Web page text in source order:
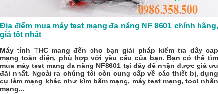
Địa điểm mua máy test mạng đa năng NF 8601 chính hãng,
giá tốt nhất
Máy tính THC mang đến cho bạn giải pháp kiểm tra dây cap
mạng toàn diện, phù hợp với yêu cầu của bạn. Bạn có thể tìm
mua máy test mạng đa năng NF8601 tại đây để nhận được giá ưu
đãi nhất. Ngoài ra chúng tôi còn cung cấp về các thiết bị, dụng
cụ làm mạng khác như kìm bấm mạng, máy test mạng, tool nhấn
mạng...